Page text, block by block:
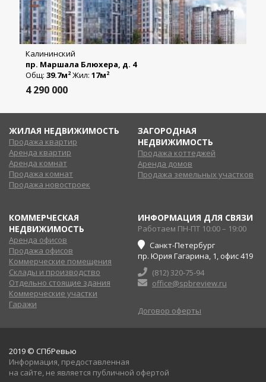
Калининский
пр. Маршала Блюхера, д. 4
Общ: 39.7м2 Жил: 17м2
4 290 000
ЖИЛАЯ НЕДВИЖИМОСТЬ
Продажа квартир
Аренда квартир
Аренда комнат
Продажа комнат
Продажа новостроек
ЗАГОРОДНАЯ
НЕДВИЖИМОСТЬ
Продажа коттеджей
Аренда домов
Продажа земельных участков
КОММЕРЧЕСКАЯ
НЕДВИЖИМОСТЬ
Аренда офисов
Продажа офисов
Коммерческие помещения
Склады и производство
Отдельно стоящие здания
Коммерческие участки
Гаражи
ИНФОРМАЦИЯ ДЛЯ СВЯЗИ
Работаем ПН-ПТ 10:00 – 19:00
Санкт-Петербург
пр. Юрия Гагарина, 1, офис 419
(812) 320-75-94
office@spbreview.ru
Договор оферты
2019 © СПбРевью
Информация, предоставленная
на сайте, не является публичной офертой